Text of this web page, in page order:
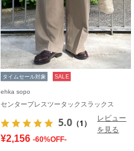
タイムセール対象 SALE
ehka sopo
センタープレスツータックスラックス
5.0 （1）
レビュー
を見る
¥2,156 -60%OFF-